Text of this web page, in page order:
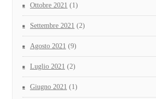
Ottobre 2021 (1)
Settembre 2021 (2)
Agosto 2021 (9)
Luglio 2021 (2)
Giugno 2021 (1)